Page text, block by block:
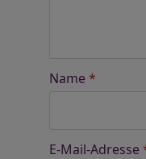
Name *
E-Mail-Adresse